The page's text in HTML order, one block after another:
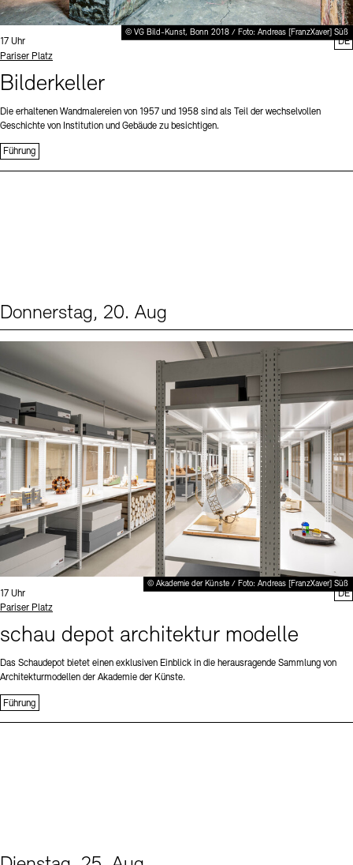
© VG Bild-Kunst, Bonn 2018 / Foto: Andreas [FranzXaver] Süß
Uhrzeit:
17 Uhr
Standort
Pariser Platz
Bilderkeller
Die erhaltenen Wandmalereien von 1957 und 1958 sind als Teil der wechselvollen
Geschichte von Institution und Gebäude zu besichtigen.
Führung
DE
Donnerstag, 20. Aug
© Akademie der Künste / Foto: Andreas [FranzXaver] Süß
Uhrzeit:
17 Uhr
Standort
Pariser Platz
schau depot architektur modelle
Das Schaudepot bietet einen exklusiven Einblick in die herausragende Sammlung von
Architekturmodellen der Akademie der Künste.
Führung
DE